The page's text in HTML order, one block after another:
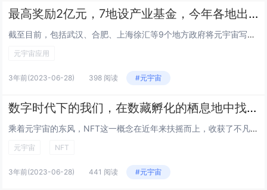
最高奖励2亿元，7地设产业基金，今年各地出台26项元宇宙专项政策
截至目前，包括武汉、合肥、上海徐汇等9个地方政府将元宇宙写进了政府工作报告。...
元宇宙应用
3年前(2023-06-28) 398 阅读 #元宇宙
数字时代下的我们，在数藏孵化的栖息地中找到归宿
乘着元宇宙的东风，NFT这一概念在近年来扶摇而上，收获了不凡的讨论热度。受广大互联网用户对它线上使用场景的认可，它目前正逐渐孵化出了社交的一种全新形式，并作用于虚拟世界。...
元宇宙 NFT
3年前(2023-06-28) 441 阅读 #元宇宙